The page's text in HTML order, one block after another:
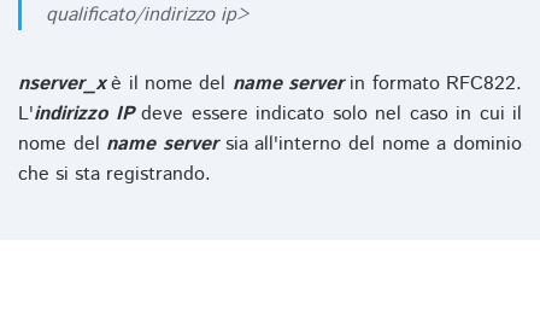
qualificato/indirizzo ip>
nserver_xè il nome del name serverin formato RFC822.
L'indirizzo IPdeve essere indicato solo nel caso in cui il
nome del name serversia all'interno del nome a dominio
che si sta registrando.